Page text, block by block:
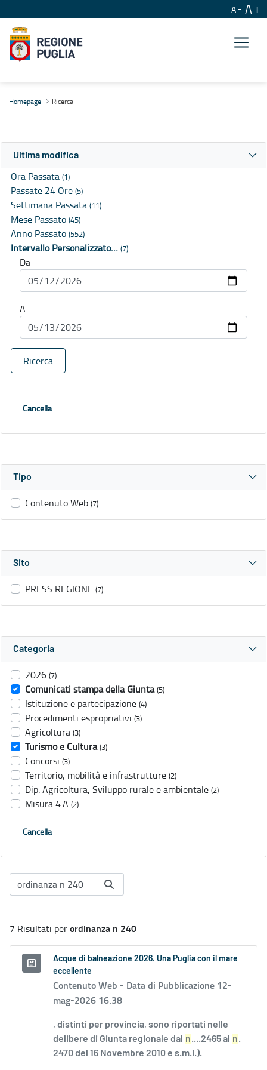
A A
Homepage Ricerca
Ultima modifica
Ora Passata (1)
Passate 24 Ore (5)
Settimana Passata (11)
Mese Passato (45)
Anno Passato (552)
Intervallo Personalizzato… (7)
Da
A
Ricerca
Cancella
Tipo
Contenuto Web (7)
Sito
PRESS REGIONE (7)
Categoria
2026 (7)
Comunicati stampa della Giunta (5)
Istituzione e partecipazione (4)
Procedimenti espropriativi (3)
Agricoltura (3)
Turismo e Cultura (3)
Concorsi (3)
Territorio, mobilità e infrastrutture (2)
Dip. Agricoltura, Sviluppo rurale e ambientale (2)
Misura 4.A (2)
Cancella
7 Risultati perordinanza n 240
Acque di balneazione 2026. Una Puglia con il mare
eccellente
Contenuto Web - Data di Pubblicazione 12-
mag-2026 16.38
, distinti per provincia, sono riportati nelle
delibere di Giunta regionale dal n....2465 al n.
2470 del 16 Novembre 2010 e s.m.i.).